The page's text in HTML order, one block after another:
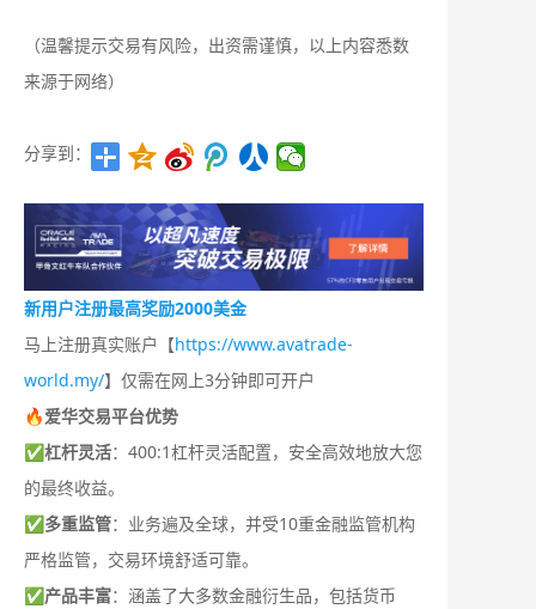
（温馨提示交易有风险，出资需谨慎，以上内容悉数
来源于网络）
分享到：
新用户注册最高奖励2000美金
马上注册真实账户【https://www.avatrade-
world.my/】仅需在网上3分钟即可开户
🔥爱华交易平台优势
✅杠杆灵活：400:1杠杆灵活配置，安全高效地放大您
的最终收益。
✅多重监管：业务遍及全球，并受10重金融监管机构
严格监管，交易环境舒适可靠。
✅产品丰富：涵盖了大多数金融衍生品，包括货币